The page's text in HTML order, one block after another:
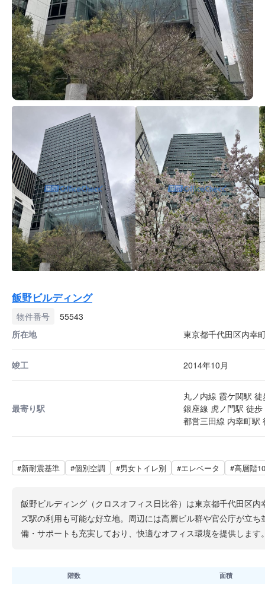
飯野ビルディング
物件番号
55543
所在地
東京都千代田区内幸
竣工 2014年10月
最寄り駅
丸ノ内線 霞ケ関駅
銀座線 虎ノ門駅 徒歩
都営三田線 内幸町駅
#新耐震基準 #個別空調 #男女トイレ別 #エレベータ #高層階
飯野ビルディング（クロスオフィス日比谷）は東京都千代田区
ズ駅の利用も可能な好立地。周辺には高層ビル群や官公庁が立
備・サポートも充実しており、快適なオフィス環境を提供します
階数 面積